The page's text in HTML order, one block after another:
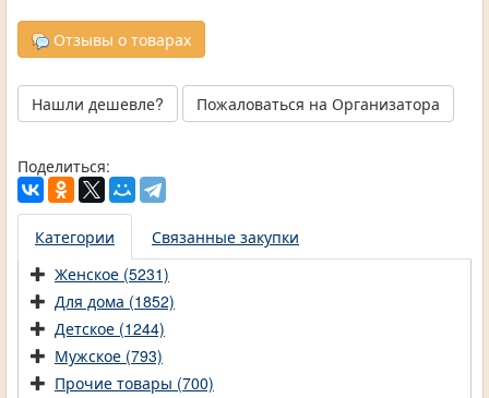
Отзывы о товарах
Нашли дешевле? Пожаловаться на Организатора
Поделиться:
Категории
Связанные закупки
Женское (5231)
Для дома (1852)
Детское (1244)
Мужское (793)
Прочие товары (700)